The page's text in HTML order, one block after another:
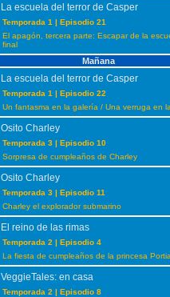
La escuela del terror de Casper
Temporada 1 | Episodio 21
El apagón, tercera parte: Escapar de la
final
Mañana
La escuela del terror de Casper
Temporada 1 | Episodio 22
Un fantasma en la galería / Una verruga en
Osito Charley
Temporada 3 | Episodio 10
Sorpresa de cumpleaños de Charley
Osito Charley
Temporada 3 | Episodio 11
Charley el explorador submarino
El reino de las rimas
Temporada 2 | Episodio 4
La fiesta de cumpleaños de la princesa Portia
VeggieTales: en casa
Temporada 2 | Episodio 8